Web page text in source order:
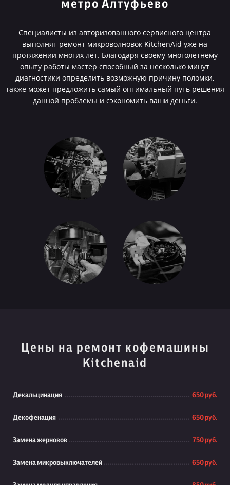
метро Алтуфьево
Специалисты из авторизованного сервисного центра
выполнят ремонт микроволновок KitchenAid уже на
протяжении многих лет. Благодаря своему многолетнему
опыту работы мастер способный за несколько минут
диагностики определить возможную причину поломки,
также может предложить самый оптимальный путь решения
данной проблемы и сэкономить ваши деньги.
Цены на ремонт кофемашины
Kitchenaid
Декальцинация 650 руб.
Декофенация 650 руб.
Замена жерновов 750 руб.
Замена микровыключателей 650 руб.